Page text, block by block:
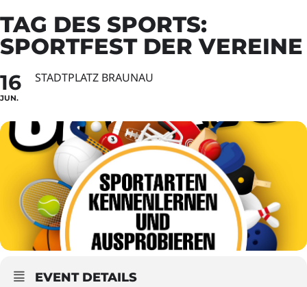
TAG DES SPORTS:
SPORTFEST DER VEREINE
16
JUN.
STADTPLATZ BRAUNAU
EVENT DETAILS